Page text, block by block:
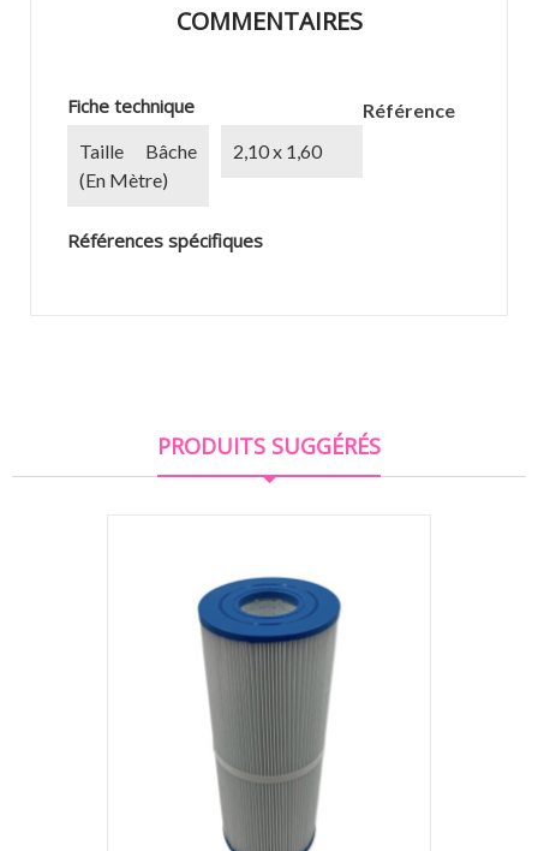
COMMENTAIRES
Référence
Fiche technique
Taille Bâche
(en Mètre)
2,10 x 1,60
Références spécifiques
PRODUITS SUGGÉRÉS